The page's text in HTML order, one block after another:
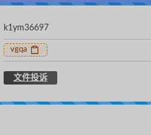
k1ym36697
vgqa
文件投诉